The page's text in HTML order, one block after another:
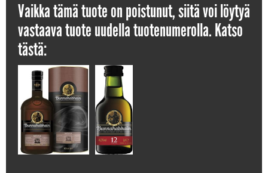
Vaikka tämä tuote on poistunut, siitä voi löytyä
vastaava tuote uudella tuotenumerolla. Katso
tästä: